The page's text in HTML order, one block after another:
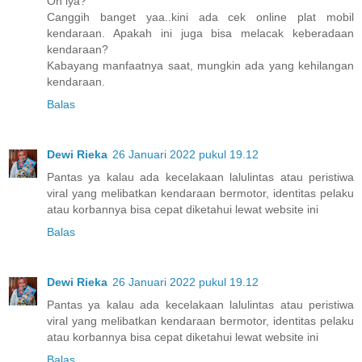
Canggih banget yaa..kini ada cek online plat mobil
kendaraan. Apakah ini juga bisa melacak keberadaan
kendaraan?
Kabayang manfaatnya saat, mungkin ada yang kehilangan
kendaraan.
Balas
Dewi Rieka 26 Januari 2022 pukul 19.12
Pantas ya kalau ada kecelakaan lalulintas atau peristiwa
viral yang melibatkan kendaraan bermotor, identitas pelaku
atau korbannya bisa cepat diketahui lewat website ini
Balas
Dewi Rieka 26 Januari 2022 pukul 19.12
Pantas ya kalau ada kecelakaan lalulintas atau peristiwa
viral yang melibatkan kendaraan bermotor, identitas pelaku
atau korbannya bisa cepat diketahui lewat website ini